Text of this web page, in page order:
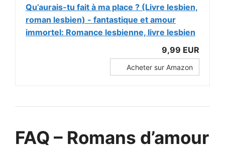
Qu’aurais-tu fait à ma place ? (Livre lesbien,
roman lesbien) - fantastique et amour
immortel: Romance lesbienne, livre lesbien
9,99 EUR
Acheter sur Amazon
FAQ – Romans d’amour